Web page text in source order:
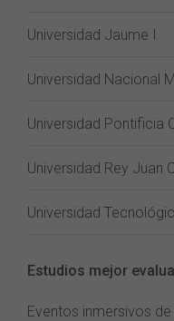
Universidad Jaume I
Universidad Nacional
Universidad Pontificia
Universidad Rey Juan
Universidad
Estudios mejor
Eventos inmersivos